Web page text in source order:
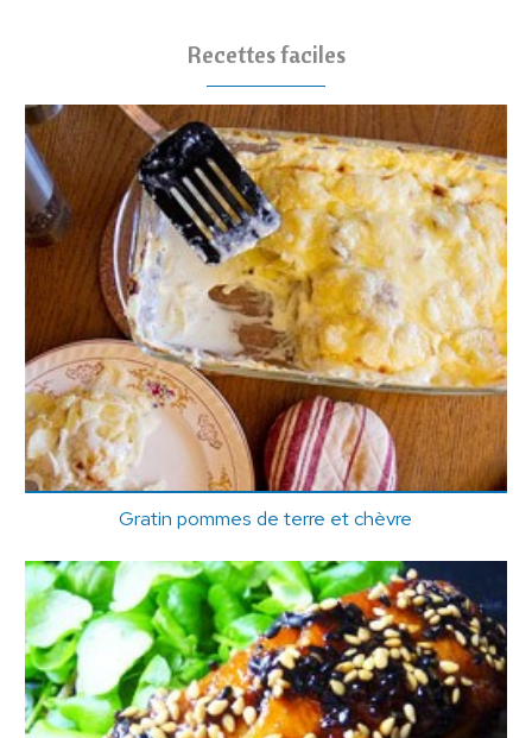
Recettes faciles
Gratin pommes de terre et chèvre